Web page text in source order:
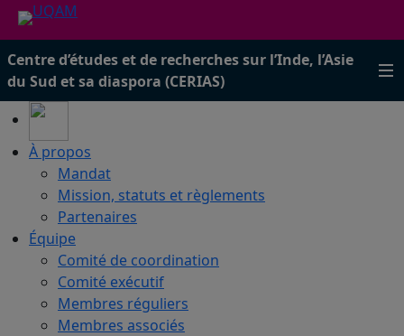
Centre d’études et de recherches sur l’Inde, l’Asie
du Sud et sa diaspora (CERIAS)
À propos
Mandat
Mission, statuts et règlements
Partenaires
Équipe
Comité de coordination
Comité exécutif
Membres réguliers
Membres associés